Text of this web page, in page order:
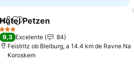
PartilharAdicionar aos favoritos
Hotel Petzen
3 Estrelas
9,3 Excelente
84
Feistritz ob Bleiburg, a 14.4 km de Ravne Na
Koroskem